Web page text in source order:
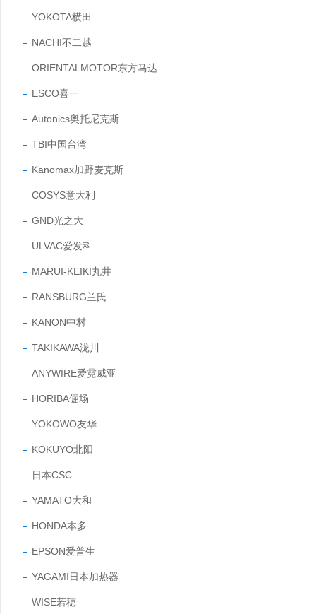
YOKOTA横田
NACHI不二越
ORIENTALMOTOR东方马达
ESCO喜一
Autonics奥托尼克斯
TBI中国台湾
Kanomax加野麦克斯
COSYS意大利
GND光之大
ULVAC爱发科
MARUI-KEIKI丸井
RANSBURG兰氏
KANON中村
TAKIKAWA泷川
ANYWIRE爱霓威亚
HORIBA倔场
YOKOWO友华
KOKUYO北阳
日本CSC
YAMATO大和
HONDA本多
EPSON爱普生
YAGAMI日本加热器
WISE若穂